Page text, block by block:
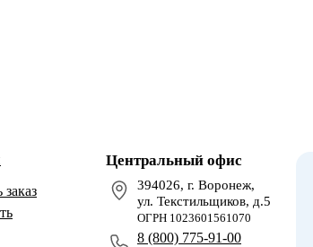
Центральный офис
394026, г. Воронеж,
ул. Текстильщиков, д.5
ОГРН 1023601561070
8 (800) 775-91-00
заказ